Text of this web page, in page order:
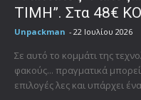
ΤΙΜΗ”. Στα 48€
Unpackman - 22 Ιουλίου 2026
Σε αυτό το κομμάτι της
φακούς... πραγματικά
επιλογές λες και υπάρχει